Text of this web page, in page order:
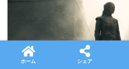
ホーム シェア